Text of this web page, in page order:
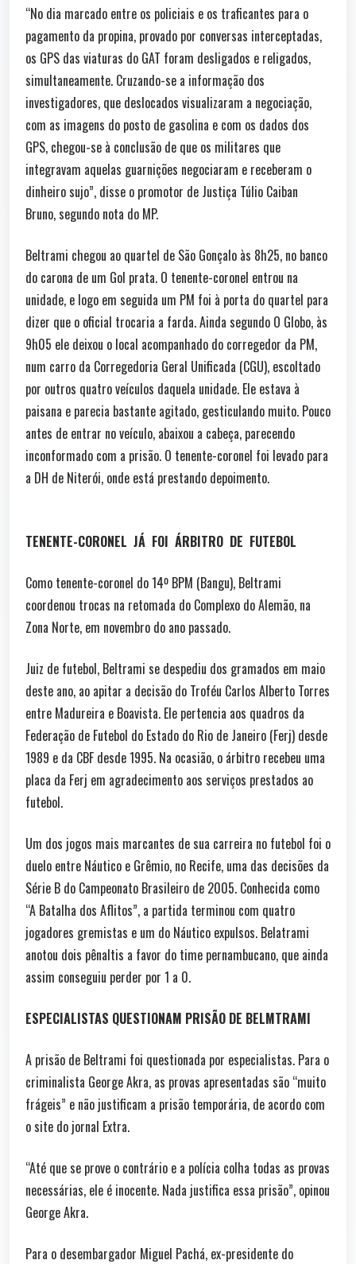
“No dia marcado entre os policiais e os traficantes para o
pagamento da propina, provado por conversas interceptadas,
os GPS das viaturas do GAT foram desligados e religados,
simultaneamente. Cruzando-se a informação dos
investigadores, que deslocados visualizaram a negociação,
com as imagens do posto de gasolina e com os dados dos
GPS, chegou-se à conclusão de que os militares que
integravam aquelas guarnições negociaram e receberam o
dinheiro sujo”, disse o promotor de Justiça Túlio Caiban
Bruno, segundo nota do MP.
Beltrami chegou ao quartel de São Gonçalo às 8h25, no banco
do carona de um Gol prata. O tenente-coronel entrou na
unidade, e logo em seguida um PM foi à porta do quartel para
dizer que o oficial trocaria a farda. Ainda segundo O Globo, às
9h05 ele deixou o local acompanhado do corregedor da PM,
num carro da Corregedoria Geral Unificada (CGU), escoltado
por outros quatro veículos daquela unidade. Ele estava à
paisana e parecia bastante agitado, gesticulando muito. Pouco
antes de entrar no veículo, abaixou a cabeça, parecendo
inconformado com a prisão. O tenente-coronel foi levado para
a DH de Niterói, onde está prestando depoimento.
TENENTE-CORONEL JÁ FOI ÁRBITRO DE FUTEBOL
Como tenente-coronel do 14º BPM (Bangu), Beltrami
coordenou trocas na retomada do Complexo do Alemão, na
Zona Norte, em novembro do ano passado.
Juiz de futebol, Beltrami se despediu dos gramados em maio
deste ano, ao apitar a decisão do Troféu Carlos Alberto Torres
entre Madureira e Boavista. Ele pertencia aos quadros da
Federação de Futebol do Estado do Rio de Janeiro (Ferj) desde
1989 e da CBF desde 1995. Na ocasião, o árbitro recebeu uma
placa da Ferj em agradecimento aos serviços prestados ao
futebol.
Um dos jogos mais marcantes de sua carreira no futebol foi o
duelo entre Náutico e Grêmio, no Recife, uma das decisões da
Série B do Campeonato Brasileiro de 2005. Conhecida como
“A Batalha dos Aflitos”, a partida terminou com quatro
jogadores gremistas e um do Náutico expulsos. Belatrami
anotou dois pênaltis a favor do time pernambucano, que ainda
assim conseguiu perder por 1 a 0.
ESPECIALISTAS QUESTIONAM PRISÃO DE BELMTRAMI
A prisão de Beltrami foi questionada por especialistas. Para o
criminalista George Akra, as provas apresentadas são “muito
frágeis” e não justificam a prisão temporária, de acordo com
o site do jornal Extra.
“Até que se prove o contrário e a polícia colha todas as provas
necessárias, ele é inocente. Nada justifica essa prisão”, opinou
George Akra.
Para o desembargador Miguel Pachá, ex-presidente do